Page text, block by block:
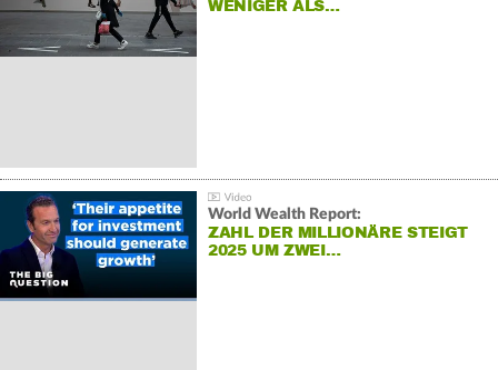
WENIGER ALS…
World Wealth Report:
ZAHL DER MILLIONÄRE STEIGT
2025 UM ZWEI…